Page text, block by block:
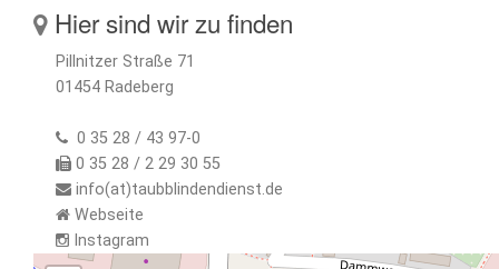
Hier sind wir zu finden
Pillnitzer Straße 71
01454 Radeberg
0 35 28 / 43 97-0
0 35 28 / 2 29 30 55
info(at)taubblindendienst.de
Webseite
Instagram